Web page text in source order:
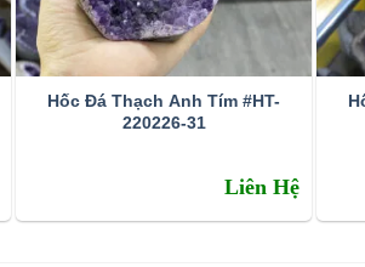
Hốc Đá Thạch Anh Tím #HT-
220226-31
Liên Hệ